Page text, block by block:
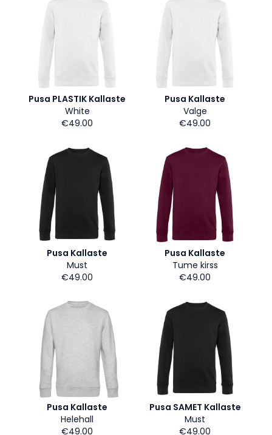
Pusa PLASTIK Kallaste
White
€49.00
Pusa Kallaste
Valge
€49.00
Pusa Kallaste
Must
€49.00
Pusa Kallaste
Tume kirss
€49.00
Pusa Kallaste
Helehall
€49.00
Pusa SAMET Kallaste
Must
€49.00